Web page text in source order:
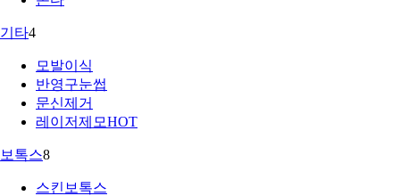
기타4
모발이식
반영구눈썹
문신제거
레이저제모HOT
보톡스8
스킨보톡스